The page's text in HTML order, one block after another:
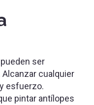
ser
cualquier
esfuerzo.
pintar antílopes